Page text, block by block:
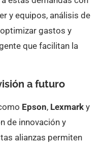
y equipos, análisis de
gastos y
que facilitan la
a futuro
Epson, Lexmark y
de innovación y
alianzas permiten